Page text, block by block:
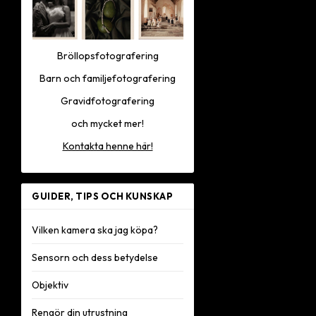
Bröllopsfotografering
Barn och familjefotografering
Gravidfotografering
och mycket mer!
Kontakta henne här!
GUIDER, TIPS OCH KUNSKAP
Vilken kamera ska jag köpa?
Sensorn och dess betydelse
Objektiv
Rengör din utrustning